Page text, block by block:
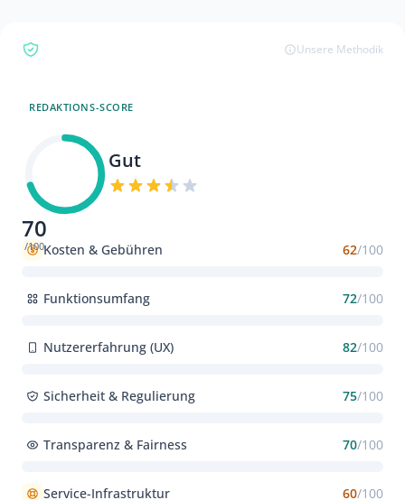
Unsere Methodik
REDAKTIONS-SCORE
70
/100
Gut
Kosten & Gebühren 62/100
Funktionsumfang 72/100
Nutzererfahrung (UX) 82/100
Sicherheit & Regulierung 75/100
Transparenz & Fairness 70/100
Service-Infrastruktur 60/100